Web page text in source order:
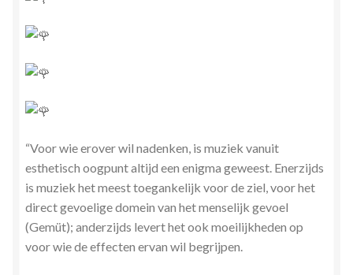
“Voor wie erover wil nadenken, is muziek vanuit
esthetisch oogpunt altijd een enigma geweest. Enerzijds
is muziek het meest toegankelijk voor de ziel, voor het
direct gevoelige domein van het menselijk gevoel
(Gemüt); anderzijds levert het ook moeilijkheden op
voor wie de effecten ervan wil begrijpen.